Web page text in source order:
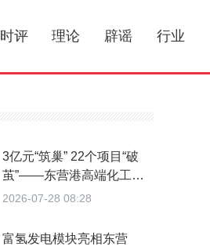
时评 理论 辟谣 行业
3亿元“筑巢” 22个项目“破
茧”——东营港高端化工中
试基地打通产业化“最后一
2026-07-28 08:28
富氢发电模块亮相东营